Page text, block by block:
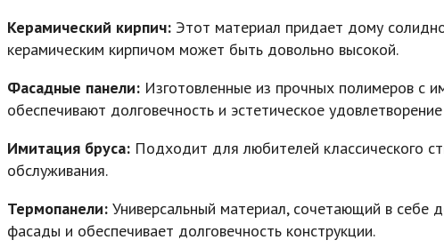
Керамический кирпич: Этот материал придает дому
керамическим кирпичом может быть довольно высокой.
Фасадные панели: Изготовленные из прочных полимеров с
обеспечивают долговечность и эстетическое удовлетворение
Имитация бруса: Подходит для любителей классического
обслуживания.
Термопанели: Универсальный материал, сочетающий в себе
фасады и обеспечивает долговечность конструкции.